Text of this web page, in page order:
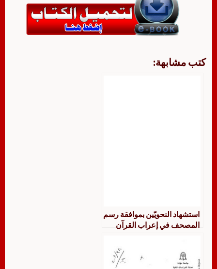
كتب مشابهة:
استشهاد النحويّين بموافقة رسم
المصحف في إعراب القرآن